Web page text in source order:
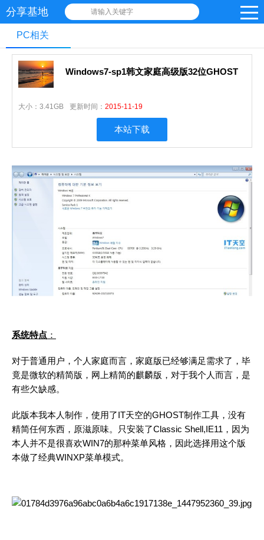
分享基地 请输入关键字
PC相关
Windows7-sp1韩文家庭高级版32位GHOST
大小： 3.41GB 更新时间： 2015-11-19
本站下载
系统特点 ：​
对于普通用户，个人家庭而言，家庭版已经够满足需求了，毕
竟是微软的精简版，网上精简的麒麟版，对于我个人而言，是
有些欠缺感。
此版本我本人制作，使用了IT天空的GHOST制作工具，没有
精简任何东西，原滋原味。只安装了Classic Shell,IE11，因为
本人并不是很喜欢WIN7的那种菜单风格，因此选择用这个版
本做了经典WINXP菜单模式。